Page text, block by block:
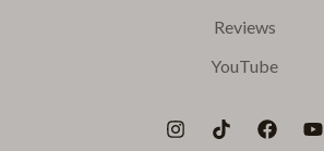
Reviews
YouTube